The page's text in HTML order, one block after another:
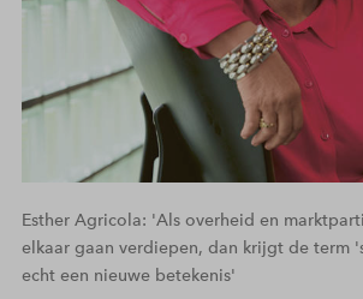
Esther Agricola: 'Als overheid en
elkaar gaan verdiepen, dan krijgt de term
echt een nieuwe betekenis'